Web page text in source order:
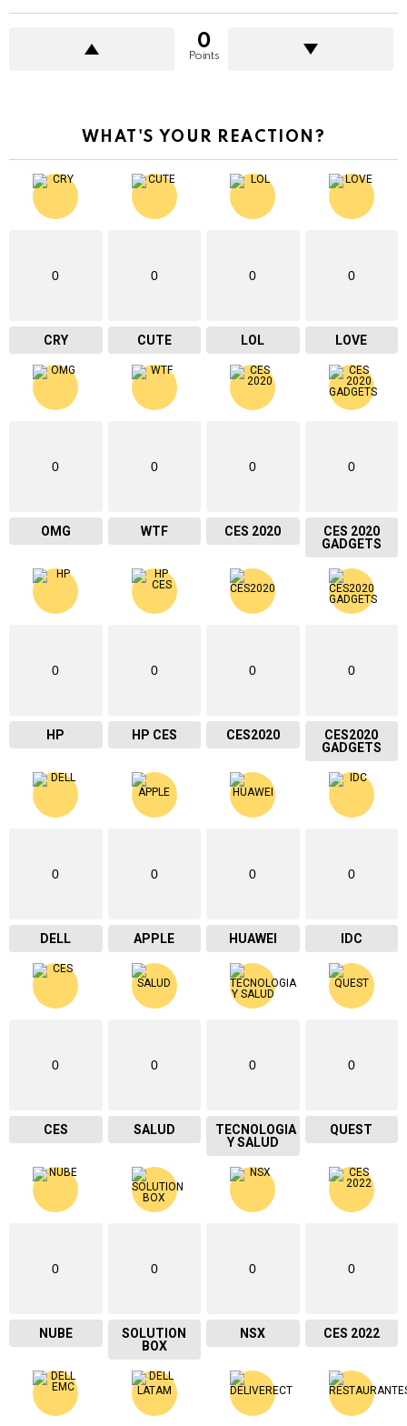
0
Points
WHAT'S YOUR REACTION?
0
CRY
0
CUTE
0
LOL
0
LOVE
0
OMG
0
WTF
0
CES 2020
0
CES 2020
GADGETS
0
HP
0
HP CES
0
CES2020
0
CES2020
GADGETS
0
DELL
0
APPLE
0
HUAWEI
0
IDC
0
CES
0
SALUD
0
TECNOLOGIA
Y SALUD
0
QUEST
0
NUBE
0
SOLUTION
BOX
0
NSX
0
CES 2022